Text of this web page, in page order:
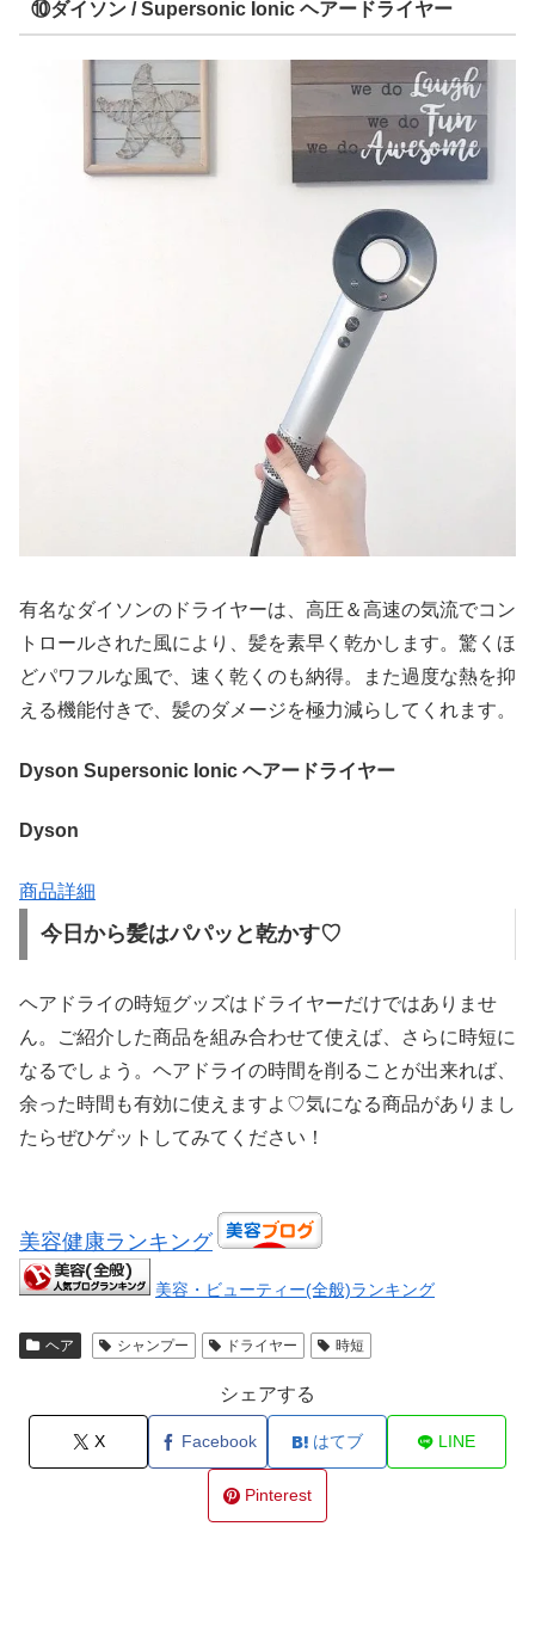
⑩ダイソン / Supersonic Ionic ヘアードライヤー
有名なダイソンのドライヤーは、高圧＆高速の気流でコン
トロールされた風により、髪を素早く乾かします。驚くほ
どパワフルな風で、速く乾くのも納得。また過度な熱を抑
える機能付きで、髪のダメージを極力減らしてくれます。
Dyson Supersonic Ionic ヘアードライヤー
Dyson
商品詳細
今日から髪はパパッと乾かす♡
ヘアドライの時短グッズはドライヤーだけではありませ
ん。ご紹介した商品を組み合わせて使えば、さらに時短に
なるでしょう。ヘアドライの時間を削ることが出来れば、
余った時間も有効に使えますよ♡気になる商品がありまし
たらぜひゲットしてみてください！
美容健康ランキング
美容・ビューティー(全般)ランキング
ヘア シャンプー ドライヤー 時短
シェアする
X Facebook はてブ LINE
Pinterest